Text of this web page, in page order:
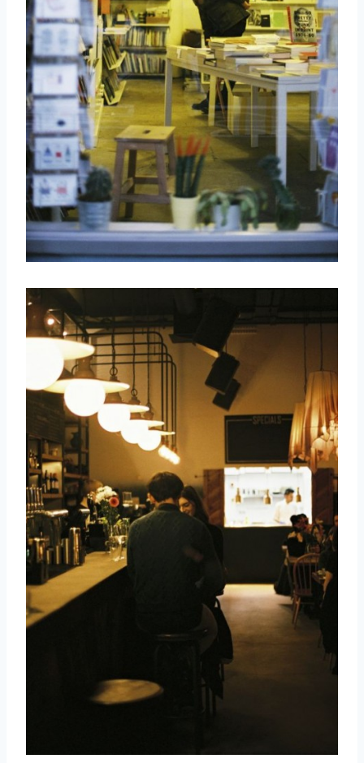
取消 搜索